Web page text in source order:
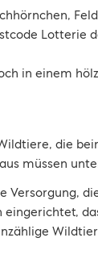
Lotterie
die
müssen
Versorgung,